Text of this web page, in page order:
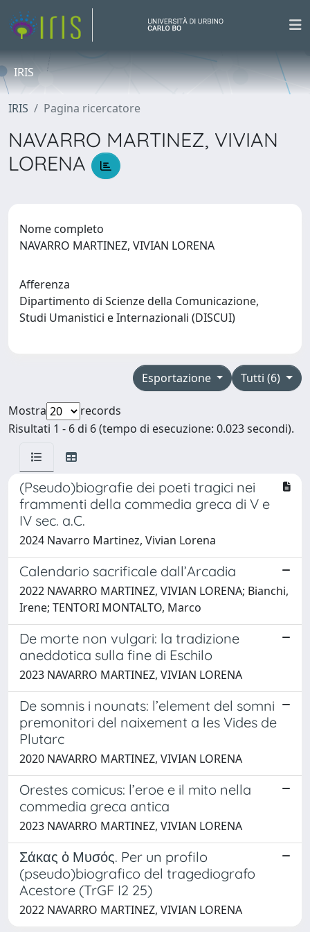
IRIS
IRIS Pagina ricercatore
NAVARRO MARTINEZ, VIVIAN
LORENA
Nome completo
NAVARRO MARTINEZ, VIVIAN LORENA
Afferenza
Dipartimento di Scienze della Comunicazione,
Studi Umanistici e Internazionali (DISCUI)
Tutti (6)
Esportazione
Mostra
records
Risultati 1 - 6 di 6 (tempo di esecuzione: 0.023 secondi).
(Pseudo)biografie dei poeti tragici nei
frammenti della commedia greca di V e
IV sec. a.C.
2024 Navarro Martinez, Vivian Lorena
Calendario sacrificale dall’Arcadia
2022 NAVARRO MARTINEZ, VIVIAN LORENA; Bianchi,
Irene; TENTORI MONTALTO, Marco
De morte non vulgari: la tradizione
aneddotica sulla fine di Eschilo
2023 NAVARRO MARTINEZ, VIVIAN LORENA
De somnis i nounats: l’element del somni
premonitori del naixement a les Vides de
Plutarc
2020 NAVARRO MARTINEZ, VIVIAN LORENA
Orestes comicus: l’eroe e il mito nella
commedia greca antica
2023 NAVARRO MARTINEZ, VIVIAN LORENA
Σάκας ὁ Μυσός. Per un profilo
(pseudo)biografico del tragediografo
Acestore (TrGF I2 25)
2022 NAVARRO MARTINEZ, VIVIAN LORENA